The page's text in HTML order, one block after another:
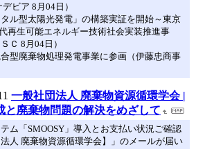
ビア 8月04日）
ル型太陽光発電」の構築実証を開始～東京
再生可能エネルギー技術社会実装推進事
Ｃ 8月04日）
型廃棄物処理発電事業に参画（伊藤忠商事
一般社団法人 廃棄物資源循環学会 |
と廃棄物問題の解決をめざして
ム「SMOOSY」導入とお支払い状況ご確認
人 廃棄物資源循環学会】」のメールが届い